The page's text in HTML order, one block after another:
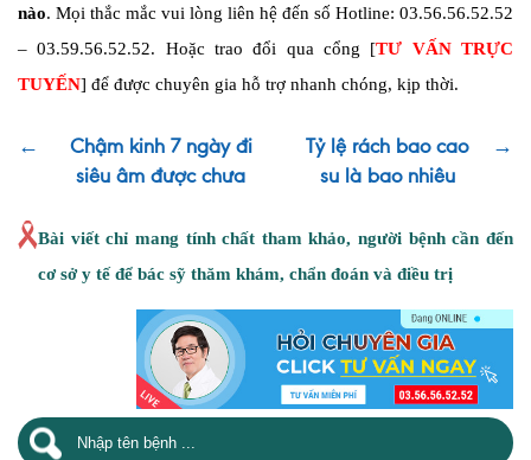
nào. Mọi thắc mắc vui lòng liên hệ đến số Hotline: 03.56.56.52.52
– 03.59.56.52.52. Hoặc trao đổi qua cổng [TƯ VẤN TRỰC
TUYẾN] để được chuyên gia hỗ trợ nhanh chóng, kịp thời.
←
Chậm kinh 7 ngày đi
siêu âm được chưa
Tỷ lệ rách bao cao
su là bao nhiêu
→
Bài viết chỉ mang tính chất tham khảo, người bệnh cần đến
cơ sở y tế để bác sỹ thăm khám, chẩn đoán và điều trị